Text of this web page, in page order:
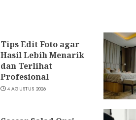
Tips Edit Foto agar
Hasil Lebih Menarik
dan Terlihat
Profesional
4 AGUSTUS 2026